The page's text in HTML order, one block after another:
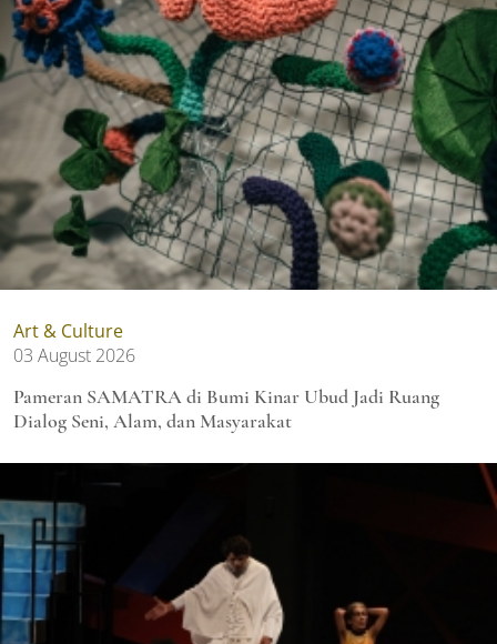
Art & Culture
03 August 2026
Pameran SAMATRA di Bumi Kinar Ubud Jadi Ruang
Dialog Seni, Alam, dan Masyarakat